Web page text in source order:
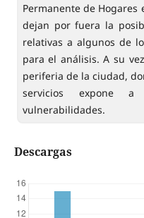
Permanente de
dejan por fuera la
relativas a algunos de
para el análisis. A su
periferia de la ciudad,
servicios expone
vulnerabilidades.
Descargas